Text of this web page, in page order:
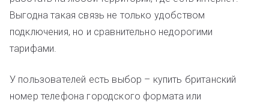
Выгодна такая связь не только удобством
подключения, но и сравнительно недорогими
тарифами.
У пользователей есть выбор – купить британский
номер телефона городского формата или